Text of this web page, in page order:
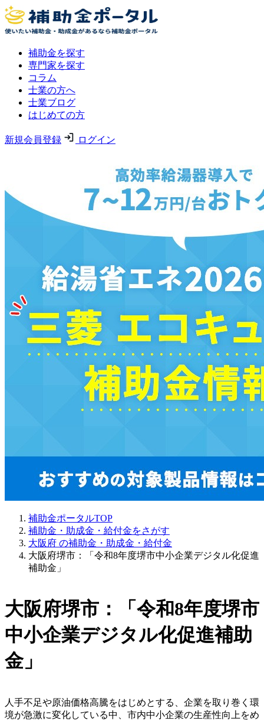
補助金を探す
専門家を探す
コラム
士業の方へ
士業ブログ
はじめての方
新規会員登録 ログイン
補助金ポータルTOP
補助金・助成金・給付金をさがす
大阪府 の補助金・助成金・給付金
大阪府堺市：「令和8年度堺市中小企業デジタル化促進
補助金」
大阪府堺市：「令和8年度堺市
中小企業デジタル化促進補助
金」
人手不足や原油価格高騰をはじめとする、企業を取り巻く環
境が急激に変化している中、市内中小企業の生産性向上をめ